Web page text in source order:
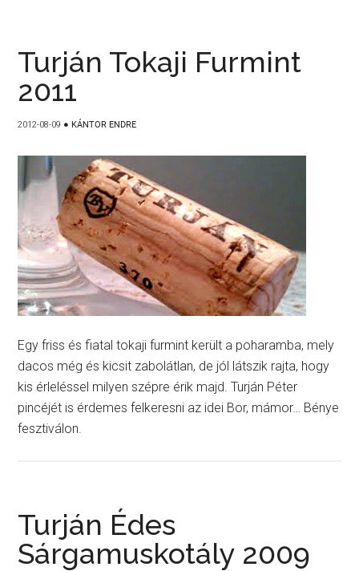
Turján Tokaji Furmint
2011
2012-08-09 ● KÁNTOR ENDRE
Egy friss és fiatal tokaji furmint került a poharamba, mely
dacos még és kicsit zabolátlan, de jól látszik rajta, hogy
kis érleléssel milyen szépre érik majd. Turján Péter
pincéjét is érdemes felkeresni az idei Bor, mámor… Bénye
fesztiválon.
Turján Édes
Sárgamuskotály 2009